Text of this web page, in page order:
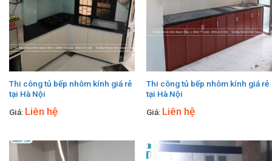
Thi công tủ bếp nhôm kính giá rẻ
tại Hà Nội
Giá: Liên hệ
Thi công tủ bếp nhôm kính giá rẻ
tại Hà Nội
Giá: Liên hệ